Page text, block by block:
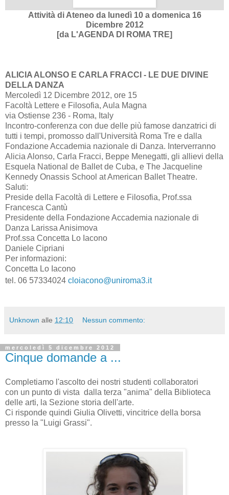
Attività di Ateneo da lunedì 10 a domenica 16
Dicembre 2012
[da L'AGENDA DI ROMA TRE]
ALICIA ALONSO E CARLA FRACCI - LE DUE DIVINE
DELLA DANZA
Mercoledì 12 Dicembre 2012, ore 15
Facoltà Lettere e Filosofia, Aula Magna
via Ostiense 236 - Roma, Italy
Incontro-conferenza con due delle più famose danzatrici di
tutti i tempi, promosso dall'Università Roma Tre e dalla
Fondazione Accademia nazionale di Danza. Interverranno
Alicia Alonso, Carla Fracci, Beppe Menegatti, gli allievi della
Esquela National de Ballet de Cuba, e The Jacqueline
Kennedy Onassis School at American Ballet Theatre.
Saluti:
Preside della Facoltà di Lettere e Filosofia, Prof.ssa
Francesca Cantù
Presidente della Fondazione Accademia nazionale di
Danza Larissa Anisimova
Prof.ssa Concetta Lo Iacono
Daniele Cipriani
Per informazioni:
Concetta Lo Iacono
tel. 06 57334024 cloiacono@uniroma3.it
Unknown alle 12:10 Nessun commento:
mercoledì 5 dicembre 2012
Cinque domande a ...
Completiamo l'ascolto dei nostri studenti collaboratori
con un punto di vista dalla terza "anima" della Biblioteca
delle arti, la Sezione storia dell'arte.
Ci risponde quindi Giulia Olivetti, vincitrice della borsa
presso la "Luigi Grassi".